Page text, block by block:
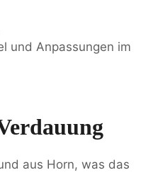
und Anpassungen im
aus Horn, was das